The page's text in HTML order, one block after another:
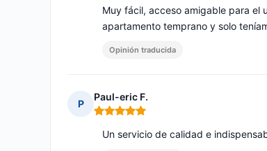
Muy fácil, acceso amigable para el
apartamento temprano y solo
Opinión traducida
P
Paul-eric F.
Nota: 5 de 5
Un servicio de calidad e